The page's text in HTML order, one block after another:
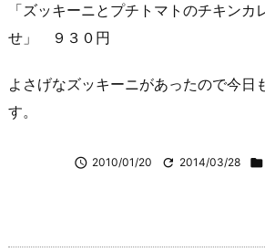
「ズッキーニとプチトマトのチキン
せ」 ９３０円
よさげなズッキーニがあったので今日
す。
 2010/01/20  2014/03/28 